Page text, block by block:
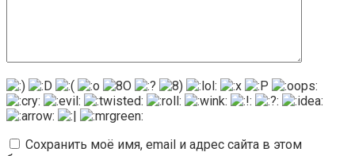
Сохранить моё имя, email и адрес сайта в этом